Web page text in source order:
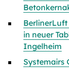
in neuer
Ingelheim
Systemairs